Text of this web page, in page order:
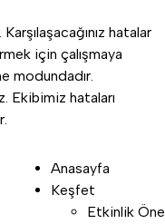
hatalar
için çalışmaya
modundadır.
Ekibimiz hataları
Anasayfa
Keşfet
Etkinlik